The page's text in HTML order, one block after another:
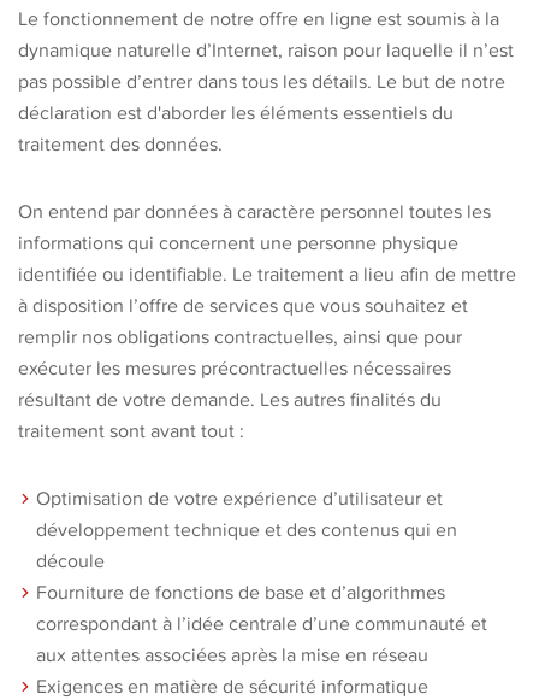
Le fonctionnement de notre offre en ligne est soumis à la
dynamique naturelle d’Internet, raison pour laquelle il n’est
pas possible d’entrer dans tous les détails. Le but de notre
déclaration est d'aborder les éléments essentiels du
traitement des données.
On entend par données à caractère personnel toutes les
informations qui concernent une personne physique
identifiée ou identifiable. Le traitement a lieu afin de mettre
à disposition l’offre de services que vous souhaitez et
remplir nos obligations contractuelles, ainsi que pour
exécuter les mesures précontractuelles nécessaires
résultant de votre demande. Les autres finalités du
traitement sont avant tout :
Optimisation de votre expérience d’utilisateur et
développement technique et des contenus qui en
découle
Fourniture de fonctions de base et d’algorithmes
correspondant à l’idée centrale d’une communauté et
aux attentes associées après la mise en réseau
Exigences en matière de sécurité informatique